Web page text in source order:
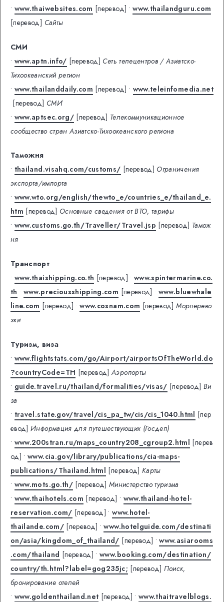
• www.thaiwebsites.com [перевод] •www.thailandguru.com
[перевод] Сайты
СМИ
• www.aptn.info/ [перевод] Сеть телецентров / Азиатско-
Тихоокеанский регион
• www.thailanddaily.com [перевод] • www.teleinfomedia.net
[перевод] СМИ
• www.aptsec.org/ [перевод] Телекоммуникационное
сообщество стран Азиатско-Тихоокеанского региона
Таможня
• thailand.visahq.com/customs/ [перевод] Ограничения
экспорта/импорта
• www.wto.org/english/thewto_e/countries_e/thailand_e.
htm [перевод] Основные сведения от ВТО, тарифы
• www.customs.go.th/Traveller/Travel.jsp [перевод] Тамож
ня
Транспорт
• www.thaishipping.co.th [перевод] • www.spintermarine.co.
th • www.preciousshipping.com [перевод] • www.bluewhale
line.com [перевод] •www.cosnam.com [перевод] Морперево
зки
Туризм, виза
• www.flightstats.com/go/Airport/airportsOfTheWorld.do
?countryCode=TH [перевод] Аэропорты
• guide.travel.ru/thailand/formalities/visas/ [перевод] Ви
за
• travel.state.gov/travel/cis_pa_tw/cis/cis_1040.html [пер
евод] Информация для путешествующих (Госдеп)
• www.200stran.ru/maps_country208_cgroup2.html [перев
од] •www.cia.gov/library/publications/cia-maps-
publications/Thailand.html [перевод] Карты
• www.mots.go.th/ [перевод] Министерство туризма
• www.thaihotels.com [перевод] • www.thailand-hotel-
reservation.com/ [перевод] •www.hotel-
thailande.com/ [перевод] •www.hotelguide.com/destinati
on/asia/kingdom_of_thailand/ [перевод] •www.asiarooms
.com/thailand [перевод] •www.booking.com/destination/
country/th.html?label=gog235jc; [перевод] Поиск,
бронирование отелей
• www.goldenthailand.net [перевод] • www.thaitravelblogs.